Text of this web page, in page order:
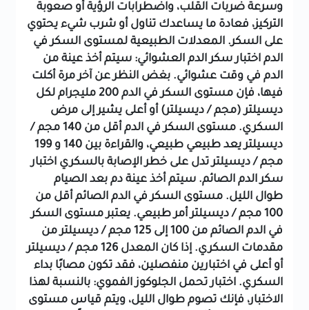
وسرعة ضربات القلب، واضطرابات الرؤية أو صعوبة
التركيز، فعادة ما يساعدك تناول أو شرب شيء يحتوي
على السكر. المعدلات الطبيعية لمستوى السكر في
الدم اختبار سكر الدم العشوائي: سيتم أخذ عينة من
الدم في وقت عشوائي. بغض النظر عن آخر مرة أكلت
فيها، فإن مستوى السكر في الدم 200 مليجرام لكل
ديسيلتر (مجم / ديسيلتر) أو أعلى يشير إلى مرض
السكري. مستوى السكر في الدم أقل من 140 مجم /
ديسيلتر يعد طبيعي طبيعي، والقراءة بين 140 و 199
مجم / ديسيلتر تدل على خطر الإصابة بالسكري اختبار
سكر الدم الصائم. سيتم أخذ عينة دم بعد الصيام
طوال الليل. مستوى السكر في الدم الصائم أقل من
100 مجم / ديسيلتر أمر طبيعي. يعتبر مستوى السكر
في الدم الصائم من 100 إلى 125 مجم / ديسيلتر من
مقدمات السكري. إذا كان المعدل 126 مجم / ديسيلتر
أو أعلى في اختبارين منفصلين، فقد تكون مصابًا بداء
السكري. اختبار تحمل الجلوكوز الفموي: بالنسبة لهذا
الاختبار، فإنك تصوم طوال الليل، ويتم قياس مستوى